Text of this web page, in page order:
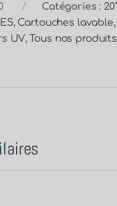
Catégories :
, Cartouches lavable,
UV,
Tous nos